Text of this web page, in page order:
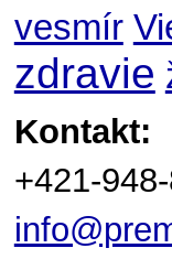
vesmír
zdravie
Kontakt:
+421-